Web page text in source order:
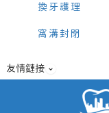
換牙護理
窩溝封閉
友情鏈接